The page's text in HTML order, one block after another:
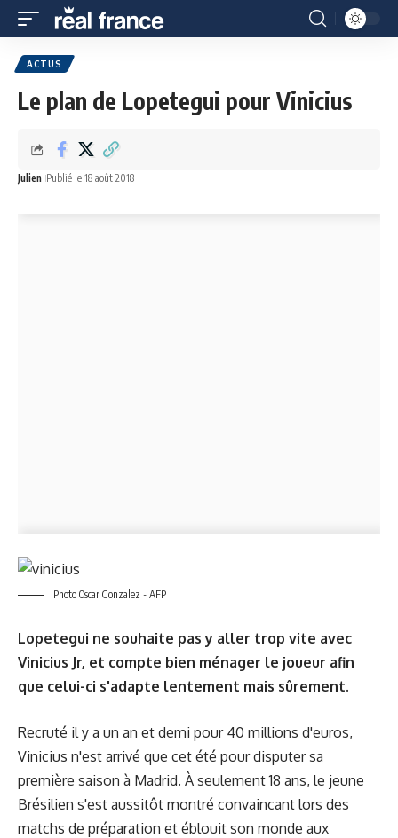
ACTUS
Le plan de Lopetegui pour Vinicius
Julien Publié le 18 août 2018
Photo Oscar Gonzalez - AFP
Lopetegui ne souhaite pas y aller trop vite avec
Vinicius Jr, et compte bien ménager le joueur afin
que celui-ci s'adapte lentement mais sûrement.
Recruté il y a un an et demi pour 40 millions d'euros,
Vinicius n'est arrivé que cet été pour disputer sa
première saison à Madrid. À seulement 18 ans, le jeune
Brésilien s'est aussitôt montré convaincant lors des
matchs de préparation et éblouit son monde aux